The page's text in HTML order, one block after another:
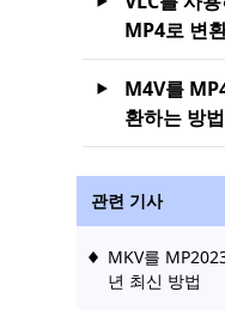
MP4로 변
M4V를
환하는 방
관련 기사
MKV를
년 최신 방법